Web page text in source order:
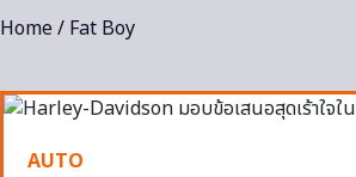
Home/ Fat Boy
AUTO